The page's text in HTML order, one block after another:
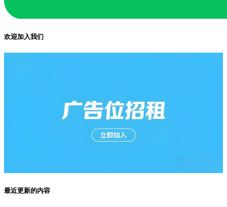
欢迎加入我们
最近更新的内容